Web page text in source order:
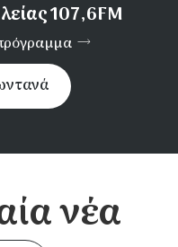
107,6FM
νέα